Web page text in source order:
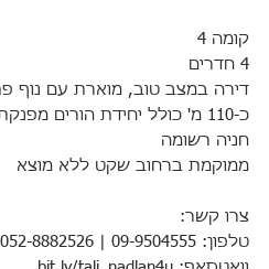
קומה 4
4 חדרים
דירה במצב טוב, מוארת עם נוף
כ-110 מ' כולל יחידת הורים מפנקת
חניה רשומה
ממוקמת ברחוב שקט ללא מוצא
צרו קשר:
טלפון: 09-9504555 | 052-8882526